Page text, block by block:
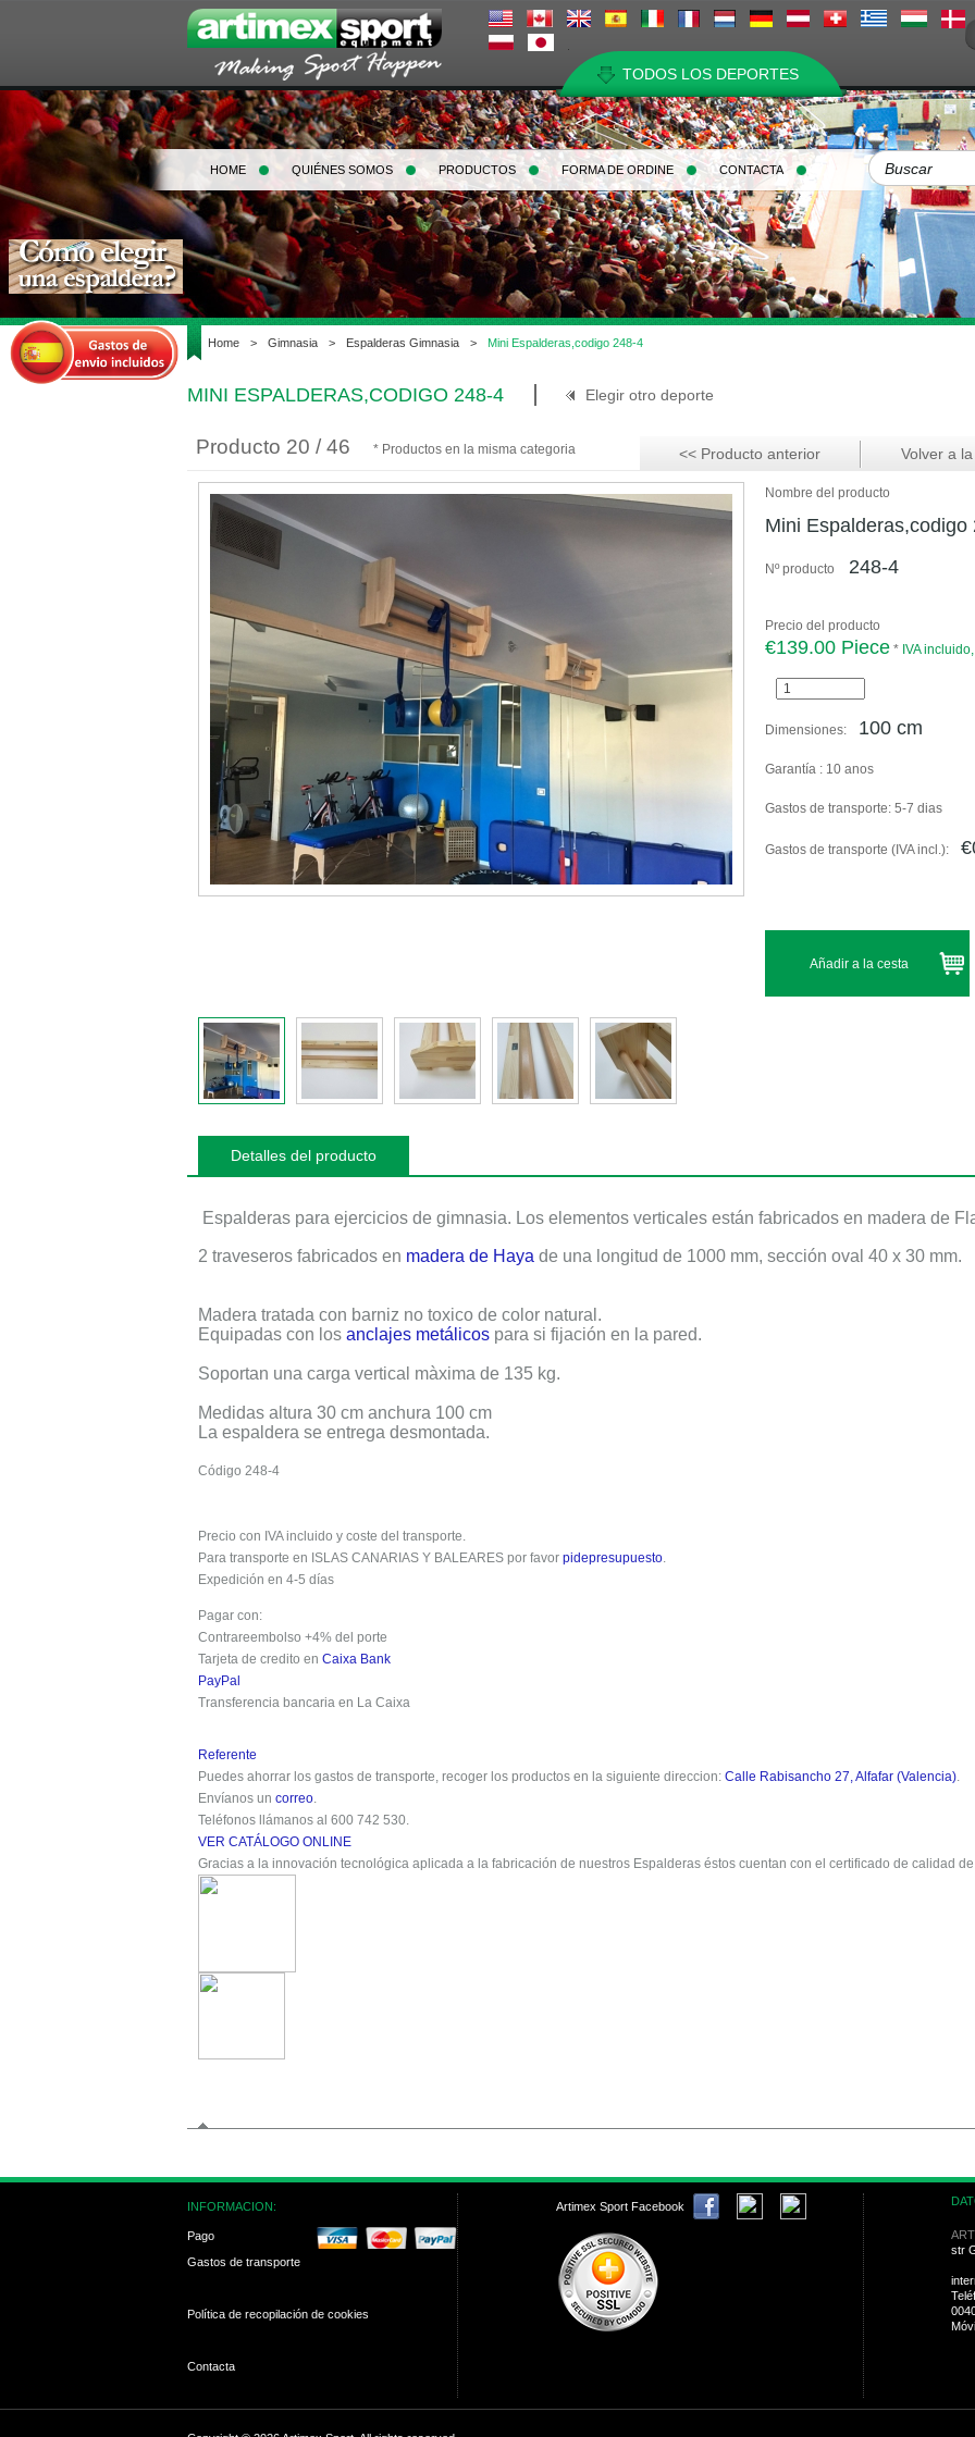
TODOS LOS DEPORTES
HOME QUIÉNES SOMOS PRODUCTOS FORMA DE ORDINE CONTACTA
Home > Gimnasia > Espalderas Gimnasia > Mini Espalderas,codigo 248-4
MINI ESPALDERAS,CODIGO 248-4 Elegir otro deporte
Producto 20 / 46 * Productos en la misma categoria << Producto anterior Volver a
Nombre del producto
Mini Espalderas,codigo
Nº producto 248-4
Precio del producto
€139.00 Piece * IVA
Dimensiones: 100 cm
Garantía : 10 anos
Gastos de transporte: 5-7 dias
Gastos de transporte (IVA incl.):
Detalles del producto
Espalderas para ejercicios de gimnasia. Los elementos verticales están fabricados en madera de
2 traveseros fabricados en madera de Haya de una longitud de 1000 mm, sección oval 40 x 30 mm.
Madera tratada con barniz no toxico de color natural.
Equipadas con los anclajes metálicos para si fijación en la pared.
Soportan una carga vertical màxima de 135 kg.
Medidas altura 30 cm anchura 100 cm
La espaldera se entrega desmontada.
Código 248-4
Precio con IVA incluido y coste del transporte.
Para transporte en ISLAS CANARIAS Y BALEARES por favor pidepresupuesto.
Expedición en 4-5 días
Pagar con:
Contrareembolso +4% del porte
Tarjeta de credito en Caixa Bank
PayPal
Transferencia bancaria en La Caixa
Referente
Puedes ahorrar los gastos de transporte, recoger los productos en la siguiente direccion: Calle Rabisancho 27, Alfafar (Valencia).
Envíanos un correo.
Teléfonos llámanos al 600 742 530.
VER CATÁLOGO ONLINE
Gracias a la innovación tecnológica aplicada a la fabricación de nuestros Espalderas éstos cuentan con el certificado de calidad
INFORMACION:
Pago
Gastos de transporte
Política de recopilación de cookies
Contacta
Artimex Sport Facebook
str